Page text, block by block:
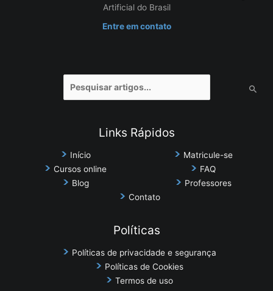
Artificial do Brasil
Entre em contato
por:
Links Rápidos
Início
Matricule-se
Cursos online
FAQ
Blog
Professores
Contato
Políticas
Políticas de privacidade e segurança
Políticas de Cookies
Termos de uso